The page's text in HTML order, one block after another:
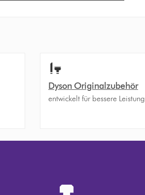
Dyson Originalzubehör
entwickelt für bessere Leistung